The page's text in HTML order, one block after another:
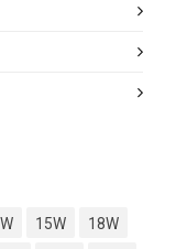
15W
18W